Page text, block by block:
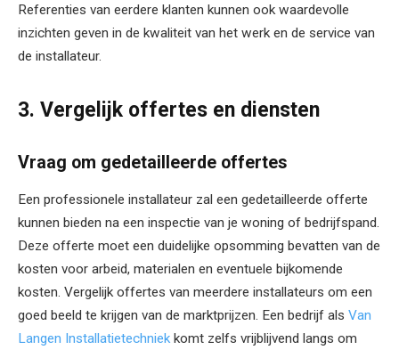
Referenties van eerdere klanten kunnen ook waardevolle
inzichten geven in de kwaliteit van het werk en de service van
de installateur.
3. Vergelijk offertes en diensten
Vraag om gedetailleerde offertes
Een professionele installateur zal een gedetailleerde offerte
kunnen bieden na een inspectie van je woning of bedrijfspand.
Deze offerte moet een duidelijke opsomming bevatten van de
kosten voor arbeid, materialen en eventuele bijkomende
kosten. Vergelijk offertes van meerdere installateurs om een
goed beeld te krijgen van de marktprijzen. Een bedrijf als Van
Langen Installatietechniek komt zelfs vrijblijvend langs om